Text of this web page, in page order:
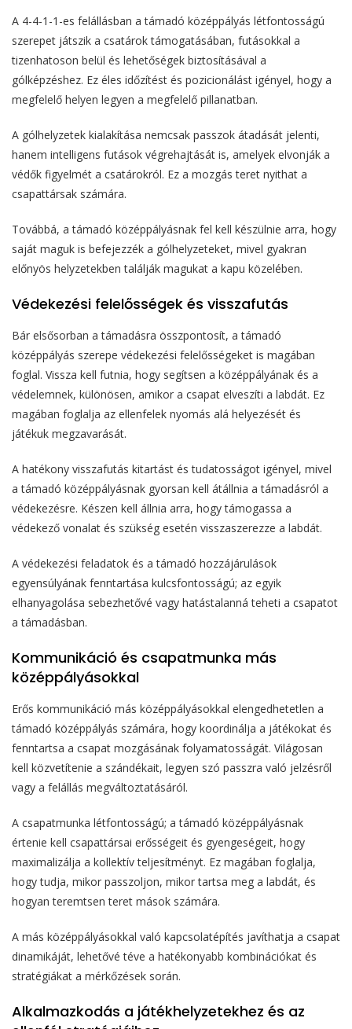
A 4-4-1-1-es felállásban a támadó középpályás létfontosságú
szerepet játszik a csatárok támogatásában, futásokkal a
tizenhatoson belül és lehetőségek biztosításával a
gólképzéshez. Ez éles időzítést és pozicionálást igényel, hogy a
megfelelő helyen legyen a megfelelő pillanatban.
A gólhelyzetek kialakítása nemcsak passzok átadását jelenti,
hanem intelligens futások végrehajtását is, amelyek elvonják a
védők figyelmét a csatárokról. Ez a mozgás teret nyithat a
csapattársak számára.
Továbbá, a támadó középpályásnak fel kell készülnie arra, hogy
saját maguk is befejezzék a gólhelyzeteket, mivel gyakran
előnyös helyzetekben találják magukat a kapu közelében.
Védekezési felelősségek és visszafutás
Bár elsősorban a támadásra összpontosít, a támadó
középpályás szerepe védekezési felelősségeket is magában
foglal. Vissza kell futnia, hogy segítsen a középpályának és a
védelemnek, különösen, amikor a csapat elveszíti a labdát. Ez
magában foglalja az ellenfelek nyomás alá helyezését és
játékuk megzavarását.
A hatékony visszafutás kitartást és tudatosságot igényel, mivel
a támadó középpályásnak gyorsan kell átállnia a támadásról a
védekezésre. Készen kell állnia arra, hogy támogassa a
védekező vonalat és szükség esetén visszaszerezze a labdát.
A védekezési feladatok és a támadó hozzájárulások
egyensúlyának fenntartása kulcsfontosságú; az egyik
elhanyagolása sebezhetővé vagy hatástalanná teheti a csapatot
a támadásban.
Kommunikáció és csapatmunka más
középpályásokkal
Erős kommunikáció más középpályásokkal elengedhetetlen a
támadó középpályás számára, hogy koordinálja a játékokat és
fenntartsa a csapat mozgásának folyamatosságát. Világosan
kell közvetítenie a szándékait, legyen szó passzra való jelzésről
vagy a felállás megváltoztatásáról.
A csapatmunka létfontosságú; a támadó középpályásnak
értenie kell csapattársai erősségeit és gyengeségeit, hogy
maximalizálja a kollektív teljesítményt. Ez magában foglalja,
hogy tudja, mikor passzoljon, mikor tartsa meg a labdát, és
hogyan teremtsen teret mások számára.
A más középpályásokkal való kapcsolatépítés javíthatja a csapat
dinamikáját, lehetővé téve a hatékonyabb kombinációkat és
stratégiákat a mérkőzések során.
Alkalmazkodás a játékhelyzetekhez és az